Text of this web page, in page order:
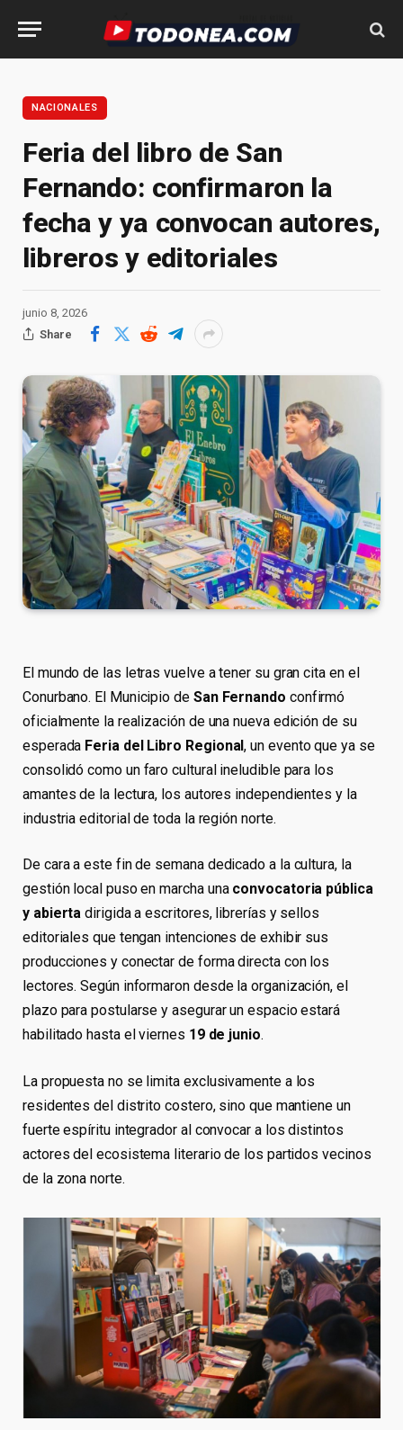
NACIONALES
Feria del libro de San
Fernando: confirmaron la
fecha y ya convocan autores,
libreros y editoriales
junio 8, 2026
Share
El mundo de las letras vuelve a tener su gran cita en el
Conurbano. El Municipio de San Fernando confirmó
oficialmente la realización de una nueva edición de su
esperada Feria del Libro Regional, un evento que ya se
consolidó como un faro cultural ineludible para los
amantes de la lectura, los autores independientes y la
industria editorial de toda la región norte.
De cara a este fin de semana dedicado a la cultura, la
gestión local puso en marcha una convocatoria pública
y abierta dirigida a escritores, librerías y sellos
editoriales que tengan intenciones de exhibir sus
producciones y conectar de forma directa con los
lectores. Según informaron desde la organización, el
plazo para postularse y asegurar un espacio estará
habilitado hasta el viernes 19 de junio.
La propuesta no se limita exclusivamente a los
residentes del distrito costero, sino que mantiene un
fuerte espíritu integrador al convocar a los distintos
actores del ecosistema literario de los partidos vecinos
de la zona norte.